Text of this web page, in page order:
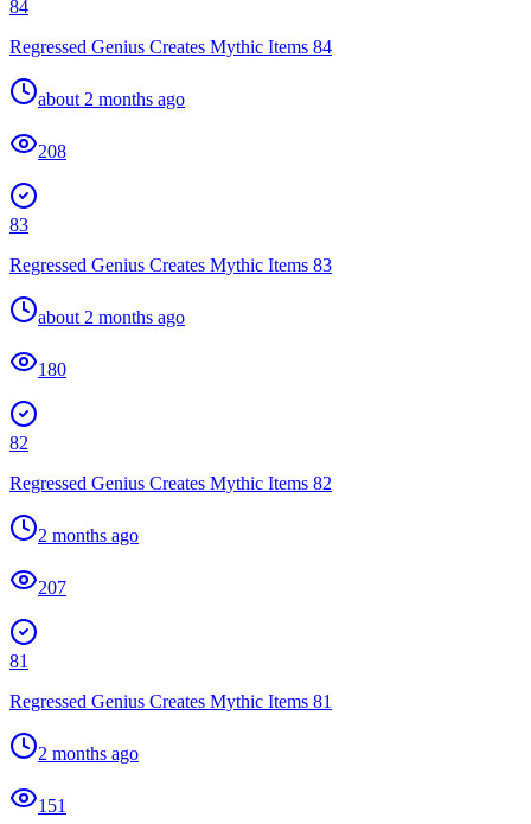
84
Regressed Genius Creates Mythic Items 84
about 2 months ago
208
83
Regressed Genius Creates Mythic Items 83
about 2 months ago
180
82
Regressed Genius Creates Mythic Items 82
2 months ago
207
81
Regressed Genius Creates Mythic Items 81
2 months ago
151